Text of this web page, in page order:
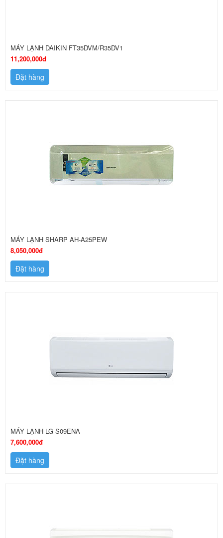
MÁY LẠNH DAIKIN FT35DVM/R35DV1
11,200,000đ
Đặt hàng
MÁY LẠNH SHARP AH-A25PEW
8,050,000đ
Đặt hàng
MÁY LẠNH LG S09ENA
7,600,000đ
Đặt hàng